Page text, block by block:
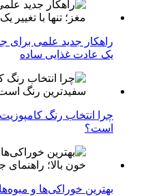
راهکار جدید علمی برای
یک عادت غذایی ساده
چرا انتخاب رنگ
است؟
بهترین خوراکی‌ها و